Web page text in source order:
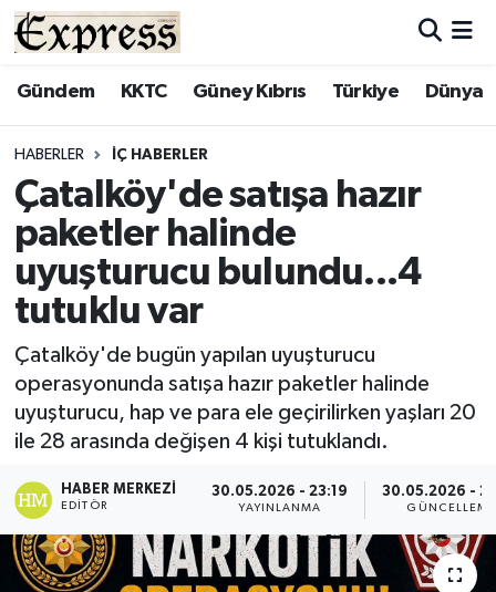
Gündem KKTC Güney Kıbrıs Türkiye Dünya
HABERLER İÇ HABERLER
Çatalköy'de satışa hazır
paketler halinde
uyuşturucu bulundu...4
tutuklu var
Çatalköy'de bugün yapılan uyuşturucu
operasyonunda satışa hazır paketler halinde
uyuşturucu, hap ve para ele geçirilirken yaşları 20
ile 28 arasında değişen 4 kişi tutuklandı.
HABER MERKEZI
EDITÖR
30.05.2026 - 23:19
YAYINLANMA
30.05.2026 -
GÜNCELLEME
ALAYKÖY
BİLİM
DÜNYA
EĞİTİM
EKONOMİ
ENGLISH
ESENTEPE
Hava Durumu
Süper Lig Puan Durumu ve Fikstür
Son Dakika Haberleri
Haber Arşivi